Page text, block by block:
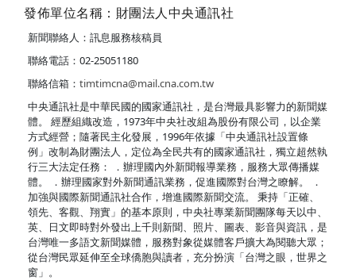
發佈單位名稱：財團法人中央通訊社
新聞聯絡人：訊息服務核稿員
聯絡電話：02-25051180
聯絡信箱： timtimcna@mail.cna.com.tw
中央通訊社是中華民國的國家通訊社，是台灣最具影響力的新聞媒
體。 經歷組織改造，1973年中央社改組為股份有限公司，以企業
方式經營；隨著民主化發展，1996年依據「中央通訊社設置條
例」改制為財團法人，定位為全民共有的國家通訊社，獨立超然執
行三大法定任務： ．辦理國內外新聞報導業務，服務大眾傳播媒
體。 ．辦理國家對外新聞通訊業務，促進國際對台灣之瞭解。 ．
加強與國際新聞通訊社合作，增進國際新聞交流。 秉持「正確、
領先、客觀、翔實」的基本原則，中央社專業新聞團隊每天以中、
英、日文即時對外發出上千則新聞、照片、圖表、影音與資訊，是
台灣唯一多語文新聞媒體，服務對象從媒體客戶擴大為閱聽大眾；
從台灣民眾延伸至全球僑胞與讀者，充分扮演「台灣之眼，世界之
窗」。